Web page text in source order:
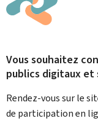
Vous souhaitez
publics digitaux et
Rendez-vous sur le
de participation en